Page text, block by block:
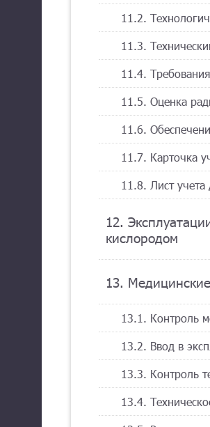
11.2.
11.3.
11.4.
11.5. Оценка
11.6.
11.7. Карточка
11.8. Лист учета
12.
кислородом
13.
13.1. Контроль
13.2. Ввод в
13.3. Контроль
13.4.